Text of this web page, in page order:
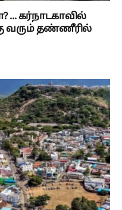
... கர்நாடகாவில்
வரும் தண்ணீரில்